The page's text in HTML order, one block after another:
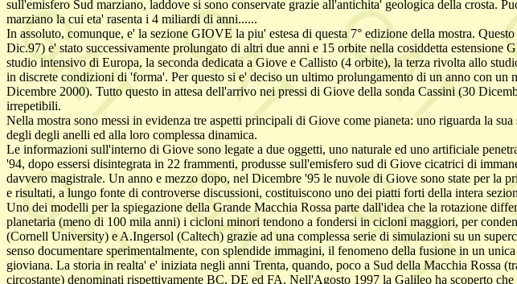
sull'emisfero Sud marziano, laddove si sono conservate grazie all'antichita' geologica della crosta.
marziano la cui eta' rasenta i 4 miliardi di anni......
In assoluto, comunque, e' la sezione GIOVE la piu' estesa di questa 7° edizione della mostra.
Dic.97) e' stato successivamente prolungato di altri due anni e 15 orbite nella cosiddetta
studio intensivo di Europa, la seconda dedicata a Giove e Callisto (4 orbite), la terza rivolta allo
in discrete condizioni di 'forma'. Per questo si e' deciso un ultimo prolungamento di un anno con
Dicembre 2000). Tutto questo in attesa dell'arrivo nei pressi di Giove della sonda Cassini (30
irrepetibili.
Nella mostra sono messi in evidenza tre aspetti principali di Giove come pianeta: uno riguarda la
degli degli anelli ed alla loro complessa dinamica.
Le informazioni sull'interno di Giove sono legate a due oggetti, uno naturale ed uno artificiale
'94, dopo essersi disintegrata in 22 frammenti, produsse sull'emisfero sud di Giove cicatrici di
davvero magistrale. Un anno e mezzo dopo, nel Dicembre '95 le nuvole di Giove sono state per
e risultati, a lungo fonte di controverse discussioni, costituiscono uno dei piatti forti della intera
Uno dei modelli per la spiegazione della Grande Macchia Rossa parte dall'idea che la rotazione
planetaria (meno di 100 mila anni) i cicloni minori tendono a fondersi in cicloni maggiori, per
(Cornell University) e A.Ingersol (Caltech) grazie ad una complessa serie di simulazioni su un
senso documentare sperimentalmente, con splendide immagini, il fenomeno della fusione in un
gioviana. La storia in realta' e' iniziata negli anni Trenta, quando, poco a Sud della Macchia
circostante) denominati rispettivamente BC, DE ed FA. Nell'Agosto 1997 la Galileo ha scoperto